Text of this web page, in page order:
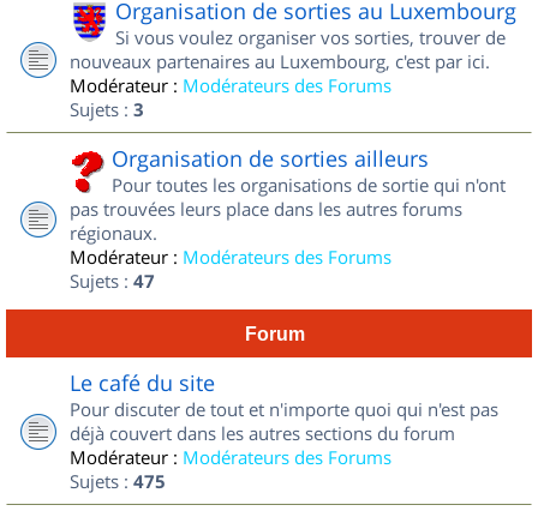
Organisation de sorties au Luxembourg
Si vous voulez organiser vos sorties, trouver de
nouveaux partenaires au Luxembourg, c'est par ici.
Modérateur : Modérateurs des Forums
Sujets : 3
Organisation de sorties ailleurs
Pour toutes les organisations de sortie qui n'ont
pas trouvées leurs place dans les autres forums
régionaux.
Modérateur : Modérateurs des Forums
Sujets : 47
Forum
Le café du site
Pour discuter de tout et n'importe quoi qui n'est pas
déjà couvert dans les autres sections du forum
Modérateur : Modérateurs des Forums
Sujets : 475